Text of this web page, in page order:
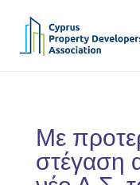
Με
στέγαση